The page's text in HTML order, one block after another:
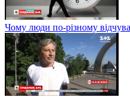
Чому люди по-різному